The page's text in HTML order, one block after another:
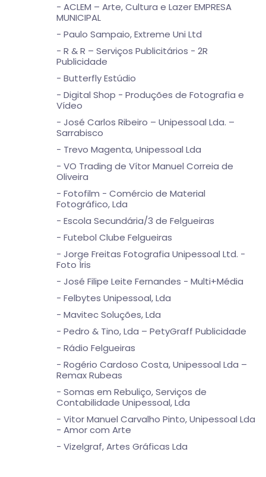
- ACLEM – Arte, Cultura e Lazer EMPRESA
MUNICIPAL
- Paulo Sampaio, Extreme Uni Ltd
- R & R – Serviços Publicitários - 2R
Publicidade
- Butterfly Estúdio
- Digital Shop - Produções de Fotografia e
Vídeo
- José Carlos Ribeiro – Unipessoal Lda. –
Sarrabisco
- Trevo Magenta, Unipessoal Lda
- VO Trading de Vítor Manuel Correia de
Oliveira
- Fotofilm - Comércio de Material
Fotográfico, Lda
- Escola Secundária/3 de Felgueiras
- Futebol Clube Felgueiras
- Jorge Freitas Fotografia Unipessoal Ltd. -
Foto Íris
- José Filipe Leite Fernandes - Multi+Média
- Felbytes Unipessoal, Lda
- Mavitec Soluções, Lda
- Pedro & Tino, Lda – PetyGraff Publicidade
- Rádio Felgueiras
- Rogério Cardoso Costa, Unipessoal Lda –
Remax Rubeas
- Somas em Rebuliço, Serviços de
Contabilidade Unipessoal, Lda
- Vitor Manuel Carvalho Pinto, Unipessoal Lda
- Amor com Arte
- Vizelgraf, Artes Gráficas Lda